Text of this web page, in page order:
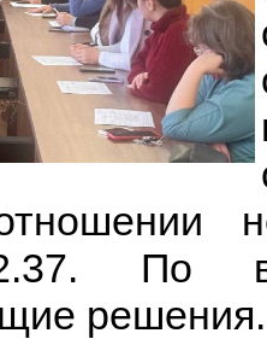
По
решения.